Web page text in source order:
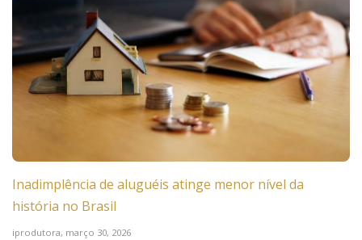
Inadimplência de aluguéis atinge menor nível da
história no Brasil
iprodutora, março 30, 2026